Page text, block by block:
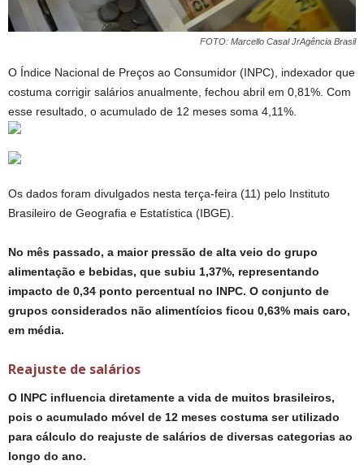
FOTO: Marcello Casal JrAgência Brasil
O Índice Nacional de Preços ao Consumidor (INPC), indexador que
costuma corrigir salários anualmente, fechou abril em 0,81%. Com
esse resultado, o acumulado de 12 meses soma 4,11%.
Os dados foram divulgados nesta terça-feira (11) pelo Instituto
Brasileiro de Geografia e Estatística (IBGE).
No mês passado, a maior pressão de alta veio do grupo
alimentação e bebidas, que subiu 1,37%, representando
impacto de 0,34 ponto percentual no INPC. O conjunto de
grupos considerados não alimentícios ficou 0,63% mais caro,
em média.
Reajuste de salários
O INPC influencia diretamente a vida de muitos brasileiros,
pois o acumulado móvel de 12 meses costuma ser utilizado
para cálculo do reajuste de salários de diversas categorias ao
longo do ano.